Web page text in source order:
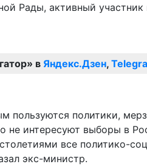
Рады, активный
в Яндекс.Дзен,
пользуются политики,
интересуют выборы в
все политико-
экс-министр.